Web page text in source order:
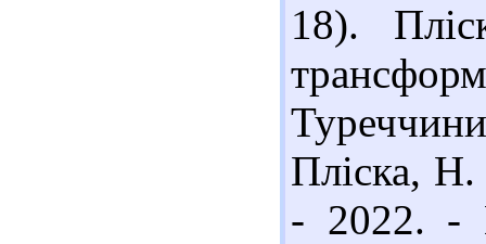
18).
Пліска,
- 2022.